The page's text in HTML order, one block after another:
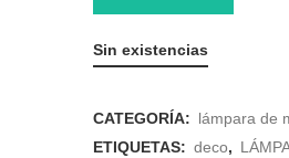
Sin existencias
CATEGORÍA: lámpara de
ETIQUETAS: deco,